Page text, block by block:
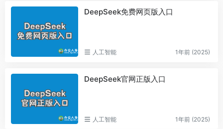
DeepSeek免费网页版入口
人工智能 1年前 (2025)
DeepSeek官网正版入口
人工智能 1年前 (2025)